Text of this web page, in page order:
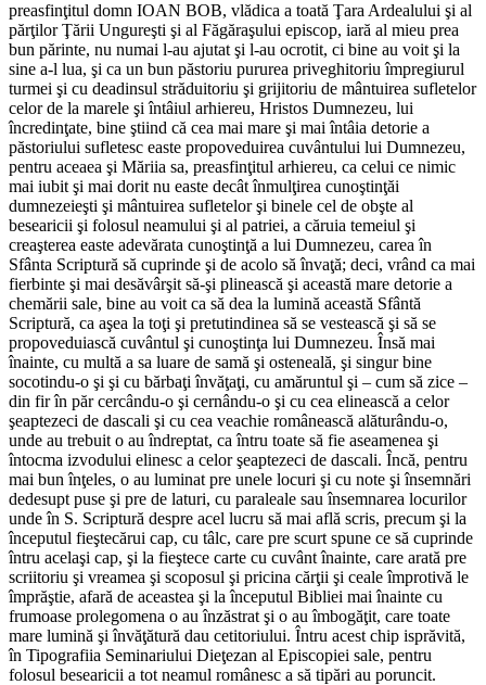
preasfinţitul domn IOAN BOB, vlădica a toată Ţara Ardealului şi al
părţilor Ţării Ungureşti şi al Făgăraşului episcop, iară al mieu prea
bun părinte, nu numai l-au ajutat şi l-au ocrotit, ci bine au voit şi la
sine a-l lua, şi ca un bun păstoriu pururea priveghitoriu împregiurul
turmei şi cu deadinsul străduitoriu şi grijitoriu de mântuirea sufletelor
celor de la marele şi întâiul arhiereu, Hristos Dumnezeu, lui
încredinţate, bine ştiind că cea mai mare şi mai întâia detorie a
păstoriului sufletesc easte propoveduirea cuvântului lui Dumnezeu,
pentru aceaea şi Măriia sa, preasfinţitul arhiereu, ca celui ce nimic
mai iubit şi mai dorit nu easte decât înmulţirea cunoştinţăi
dumnezeieşti şi mântuirea sufletelor şi binele cel de obşte al
besearicii şi folosul neamului şi al patriei, a căruia temeiul şi
creaşterea easte adevărata cunoştinţă a lui Dumnezeu, carea în
Sfânta Scriptură să cuprinde şi de acolo să învaţă; deci, vrând ca mai
fierbinte şi mai desăvârşit să-şi plinească şi această mare detorie a
chemării sale, bine au voit ca să dea la lumină această Sfântă
Scriptură, ca aşea la toţi şi pretutindinea să se vestească şi să se
propoveduiască cuvântul şi cunoştinţa lui Dumnezeu. Însă mai
înainte, cu multă a sa luare de samă şi osteneală, şi singur bine
socotindu-o şi şi cu bărbaţi învăţaţi, cu amăruntul şi – cum să zice –
din fir în păr cercându-o şi cernându-o şi cu cea elinească a celor
şeaptezeci de dascali şi cu cea veachie românească alăturându-o,
unde au trebuit o au îndreptat, ca întru toate să fie aseamenea şi
întocma izvodului elinesc a celor şeaptezeci de dascali. Încă, pentru
mai bun înţeles, o au luminat pre unele locuri şi cu note şi însemnări
dedesupt puse şi pre de laturi, cu paraleale sau însemnarea locurilor
unde în S. Scriptură despre acel lucru să mai află scris, precum şi la
începutul fieştecărui cap, cu tâlc, care pre scurt spune ce să cuprinde
întru acelaşi cap, şi la fieştece carte cu cuvânt înainte, care arată pre
scriitoriu şi vreamea şi scoposul şi pricina cărţii şi ceale împrotivă le
împrăştie, afară de aceastea şi la începutul Bibliei mai înainte cu
frumoase prolegomena o au înzăstrat şi o au îmbogăţit, care toate
mare lumină şi învăţătură dau cetitoriului. Întru acest chip isprăvită,
în Tipografiia Seminariului Dieţezan al Episcopiei sale, pentru
folosul besearicii a tot neamul românesc a să tipări au poruncit.